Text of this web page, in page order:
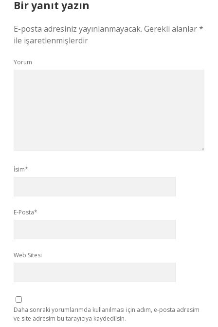
Bir yanıt yazın
E-posta adresiniz yayınlanmayacak. Gerekli alanlar*
ile işaretlenmişlerdir
Yorum
İsim*
E-Posta*
Web Sitesi
Daha sonraki yorumlarımda kullanılması için adım, e-posta adresim
ve site adresim bu tarayıcıya kaydedilsin.